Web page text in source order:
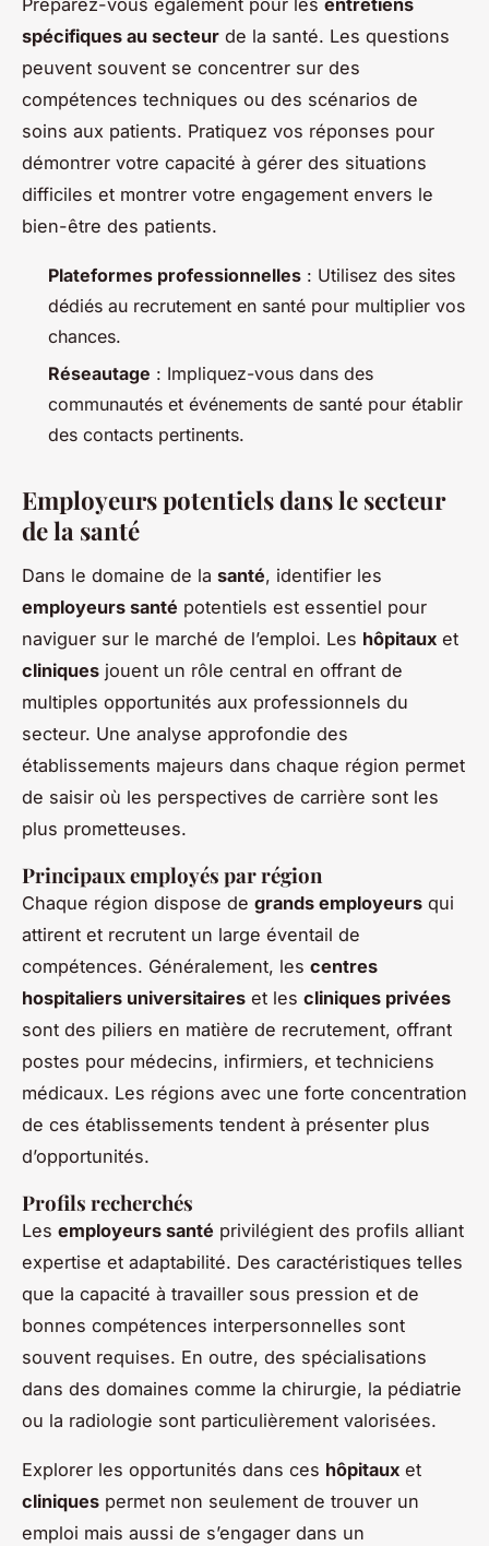
spécifiques au secteur de la santé. Les questions
peuvent souvent se concentrer sur des
compétences techniques ou des scénarios de
soins aux patients. Pratiquez vos réponses pour
démontrer votre capacité à gérer des situations
difficiles et montrer votre engagement envers le
bien-être des patients.
Plateformes professionnelles : Utilisez des sites
dédiés au recrutement en santé pour multiplier vos
chances.
Réseautage : Impliquez-vous dans des
communautés et événements de santé pour établir
des contacts pertinents.
Employeurs potentiels dans le secteur
de la santé
Dans le domaine de la santé, identifier les
employeurs santé potentiels est essentiel pour
naviguer sur le marché de l’emploi. Les hôpitaux et
cliniques jouent un rôle central en offrant de
multiples opportunités aux professionnels du
secteur. Une analyse approfondie des
établissements majeurs dans chaque région permet
de saisir où les perspectives de carrière sont les
plus prometteuses.
Principaux employés par région
Chaque région dispose de grands employeurs qui
attirent et recrutent un large éventail de
compétences. Généralement, les centres
hospitaliers universitaires et les cliniques privées
sont des piliers en matière de recrutement, offrant
postes pour médecins, infirmiers, et techniciens
médicaux. Les régions avec une forte concentration
de ces établissements tendent à présenter plus
d’opportunités.
Profils recherchés
Les employeurs santé privilégient des profils alliant
expertise et adaptabilité. Des caractéristiques telles
que la capacité à travailler sous pression et de
bonnes compétences interpersonnelles sont
souvent requises. En outre, des spécialisations
dans des domaines comme la chirurgie, la pédiatrie
ou la radiologie sont particulièrement valorisées.
Explorer les opportunités dans ces hôpitaux et
cliniques permet non seulement de trouver un
emploi mais aussi de s’engager dans un